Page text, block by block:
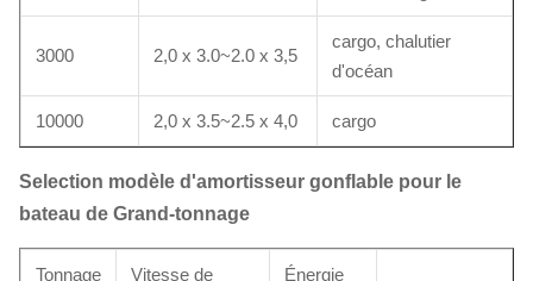
3000 2,0 x 3.0~2.0 x 3,5
cargo, chalutier
d'océan
10000 2,0 x 3.5~2.5 x 4,0 cargo
Selection modèle d'amortisseur gonflable pour le
bateau de Grand-tonnage
Tonnage Vitesse de Énergie